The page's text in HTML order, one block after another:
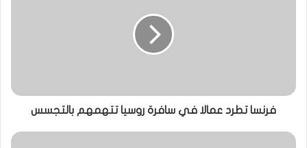
فرنسا تطرد عمالا في سافرة روسيا تتهمهم بالتجسس